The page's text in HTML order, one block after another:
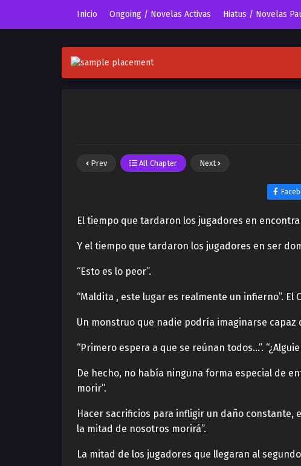
Inicio Ongoing / Novelas Activas Hiatus / Novelas
Prev All Chapter Next
El tiempo que tardaron los jugadores en
Y el tiempo que tardaron los jugadores en ser
“Esto es lo peor”.
“Maldita , este lugar es realmente un infierno”.
Un monstruo que nadie podría imaginarse capaz
“Primero espera a que se reúnan todos…”.
De hecho, no había ninguna forma especial de
morir”.
Hacer sacrificios para infligir un daño constante,
la mitad de nosotros morirá”.
La mitad de los jugadores que llegaran al